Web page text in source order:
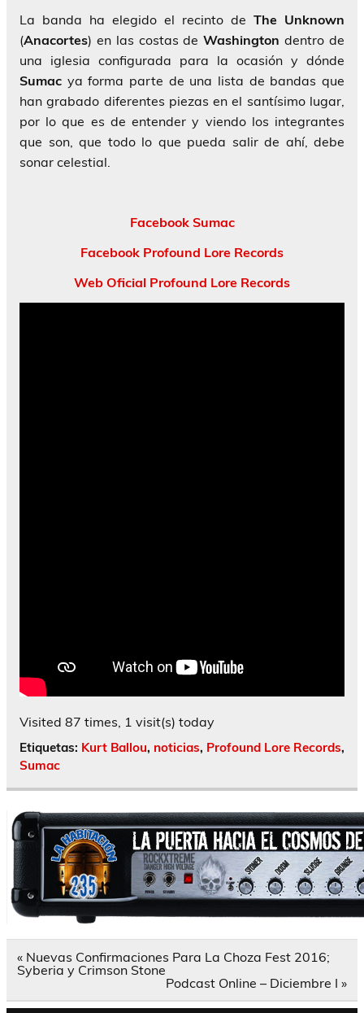
La banda ha elegido el recinto de The Unknown
(Anacortes) en las costas deWashington dentro de
una iglesia configurada para la ocasión y dónde
Sumac ya forma parte de una lista de bandas que
han grabado diferentes piezas en el santísimo lugar,
por lo que es de entender y viendo los integrantes
que son, que todo lo que pueda salir de ahí, debe
sonar celestial.
Facebook Sumac
Facebook Profound Lore Records
Web Oficial Profound Lore Records
Visited 87 times, 1 visit(s) today
Etiquetas: Kurt Ballou, noticias, Profound Lore Records,
Sumac
Navegación
de
entradas
« Nuevas Confirmaciones Para La Choza Fest 2016;
Syberia y Crimson Stone
Podcast Online – Diciembre I »